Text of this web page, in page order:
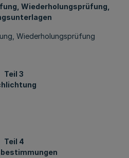
Wiederholungsprüfung,
Wiederholungsprüfung
Teil 3
Teil 4